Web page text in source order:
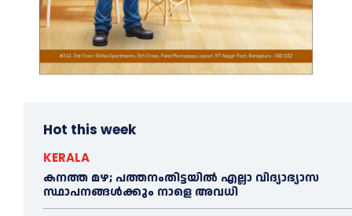
Hot this week
KERALA
കനത്ത മഴ; പത്തനംതിട്ടയില്‍ എല്ലാ വിദ്യാഭ്യാസ
സ്ഥാപനങ്ങള്‍ക്കും നാളെ അവധി